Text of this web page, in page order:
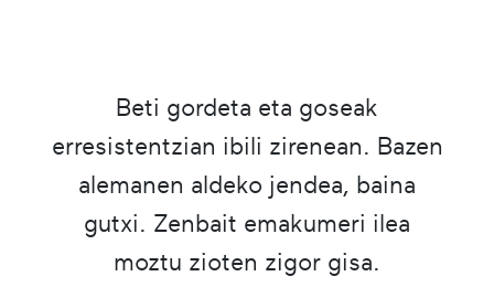
Beti gordeta eta goseak
erresistentzian ibili zirenean. Bazen
alemanen aldeko jendea, baina
gutxi. Zenbait emakumeri ilea
moztu zioten zigor gisa.